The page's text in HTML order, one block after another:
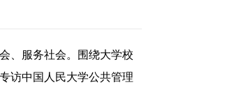
、服务社会。围绕大学校
访中国人民大学公共管理